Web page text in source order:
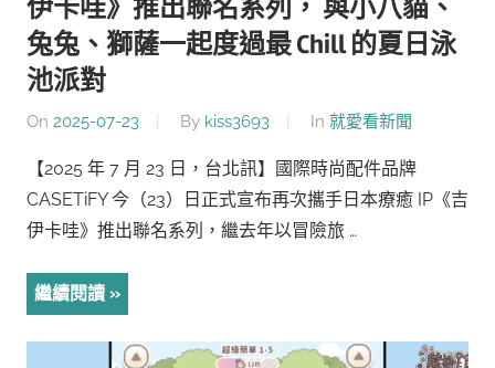
伊卡哇》推出聯名系列， 與小八貓、
兔兔、獅薩一起度過最 Chill 的夏日泳
池派對
On 2025-07-23 By kiss3693 In 就愛看新聞
【2025 年 7 月 23 日，台北訊】國際時尚配件品牌
CASETiFY 今（23）日正式宣布再次攜手日本療癒 IP《吉
伊卡哇》推出聯名系列，繼去年以冒險旅 …
繼續閱讀